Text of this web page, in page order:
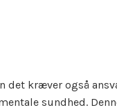
det kræver også
sundhed.